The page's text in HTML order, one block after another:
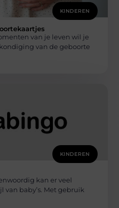
KINDEREN
van je leven wil je
van de geboorte
KINDEREN
kan er veel
van baby’s. Met gebruik